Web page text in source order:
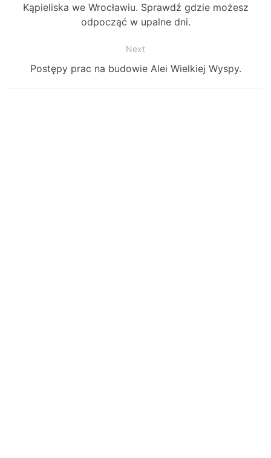
wpisy
Previous
Kąpieliska we Wrocławiu. Sprawdź gdzie możesz
odpocząć w upalne dni.
Next
Next
Postępy prac na budowie Alei Wielkiej Wyspy.